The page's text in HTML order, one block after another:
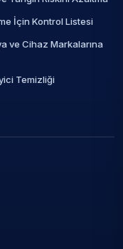
İçin Kontrol Listesi
ve Cihaz Markalarına
Temizliği